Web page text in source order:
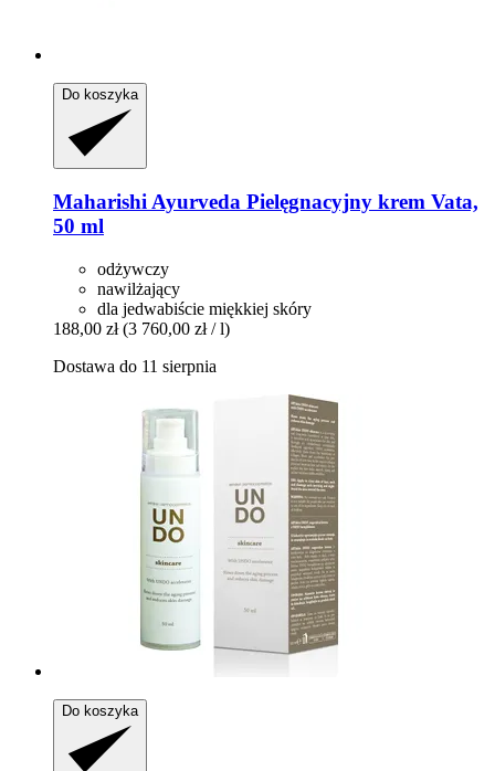
Do koszyka
Maharishi Ayurveda Pielęgnacyjny krem Vata,
50 ml
odżywczy
nawilżający
dla jedwabiście miękkiej skóry
188,00 zł (3 760,00 zł / l)
Dostawa do 11 sierpnia
Do koszyka